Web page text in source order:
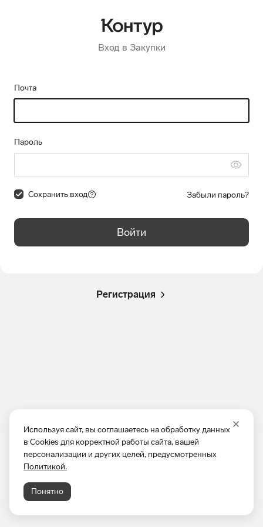
Используя сайт, вы соглашаетесь на обработку данных
в Cookies для корректной работы сайта, вашей
персонализации и других целей, предусмотренных
Политикой.
Понятно
Вход в Закупки
Почта
Пароль
Сохранить вход Забыли пароль?
Войти
Регистрация